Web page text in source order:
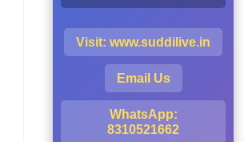
Visit: www.suddilive.in
Email Us
WhatsApp:
8310521662